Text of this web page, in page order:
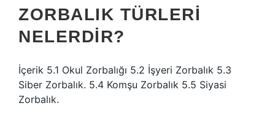
ZORBALIK TÜRLERI
NELERDIR?
İçerik 5.1 Okul Zorbalığı 5.2 İşyeri Zorbalık 5.3
Siber Zorbalık. 5.4 Komşu Zorbalık 5.5 Siyasi
Zorbalık.